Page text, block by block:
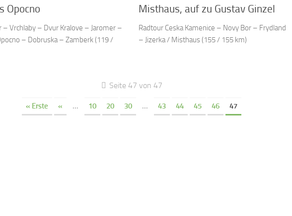
Opocno
– Vrchlaby – Dvur Kralove – Jaromer –
– Dobruska – Zamberk (119 /
Misthaus, auf zu Gustav Ginzel
Radtour Ceska Kamenice – Novy Bor – Frydland
– Jizerka / Misthaus (155 / 155 km)
Seite 47 von 47
« Erste « ... 10 20 30 ... 43 44 45 46 47